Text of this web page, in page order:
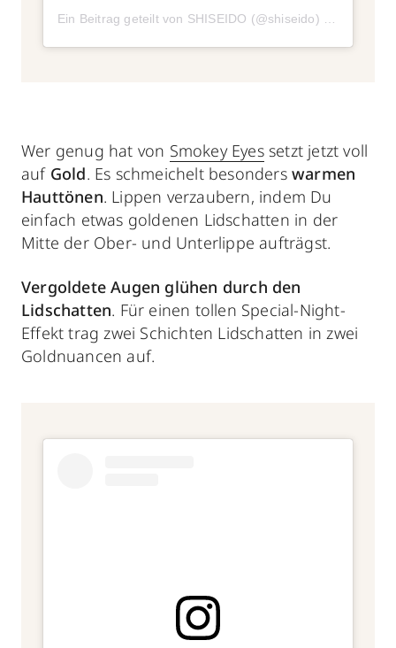
Ein Beitrag geteilt von SHISEIDO (@shiseido)
Wer genug hat von Smokey Eyessetzt jetzt voll
auf Gold. Es schmeichelt besonderswarmen
Hauttönen. Lippen verzaubern, indem Du
einfach etwas goldenen Lidschatten in der
Mitte der Ober- und Unterlippe aufträgst.
Vergoldete Augen glühen durch den
Lidschatten. Für einen tollen Special-Night-
Effekt trag zwei Schichten Lidschatten in zwei
Goldnuancen auf.